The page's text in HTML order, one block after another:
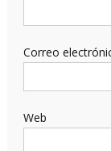
Correo
Web